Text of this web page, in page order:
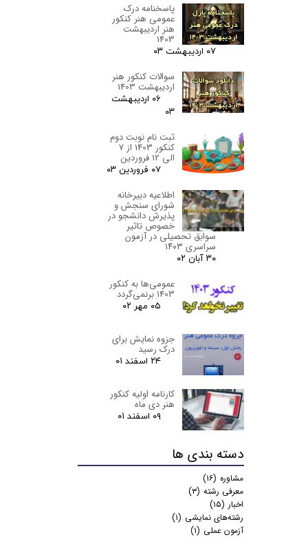
پاسخنامه درک
عمومی هنر کنکور
هنر اردیبهشت
1403
۰۷ اردیبهشت ۰۳
سوالات کنکور هنر
اردیبهشت 1403
۰۶ اردیبهشت
۰۳
ثبت نام نوبت دوم
کنکور 1403 از 7
الی 12 فروردین
۰۷ فروردین ۰۳
اطلاعیه دبیرخانه
شورای سنجش و
پذیرش دانشجو در
خصوص تاثیر
سوابق تحصیلی در آزمون
سراسری ۱۴۰۳
۳۰ آبان ۰۲
عمومی‌ها به کنکور
1403 برنمی‌گردد
۰۵ مهر ۰۲
جزوه نمایش برای
درک رسید
۲۴ اسفند ۰۱
كارنامه اولیه کنکور
هنر دی ماه
۰۹ اسفند ۰۱
دسته بندی ها
مشاوره (۱۶)
معرفی رشته (۳)
اخبار (۱۵)
رشته‌های نمایشی (۱)
آزمون عملی (۱)